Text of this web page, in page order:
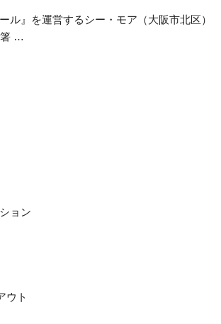
ル』を運営するシー・モア（大阪市北区）
箸 …
ョン
ウト